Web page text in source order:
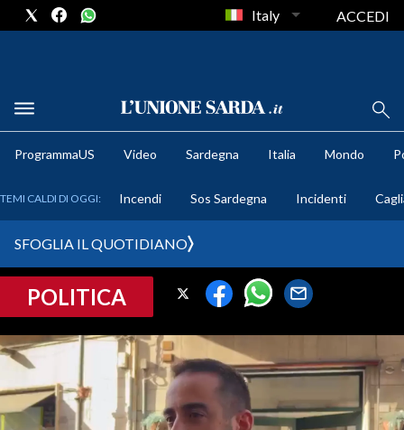
METEO
CRONACA SARDEGNA
PROVINCIA DI CAGLIARI
SULCIS IGLESIENTE
MEDIO CAMPIDANO
Italy ACCEDI
ProgrammaUS Video Sardegna Italia Mondo
TEMI CALDI DI OGGI: Incendi Sos Sardegna Incidenti
SFOGLIA IL QUOTIDIANO
POLITICA